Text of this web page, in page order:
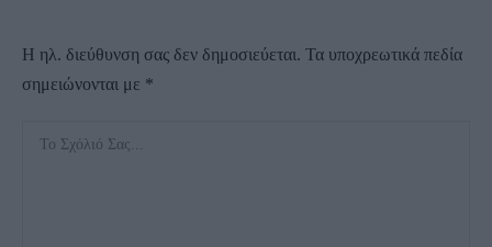
Η ηλ. διεύθυνση σας δεν δημοσιεύεται. Τα υποχρεωτικά πεδία
σημειώνονται με *